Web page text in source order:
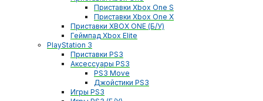
Приставки Xbox One S
Приставки Xbox One X
Приставки XBOX ONE (Б/У)
Геймпад Xbox Elite
PlayStation 3
Приставки PS3
Аксессуары PS3
PS3 Move
Джойстики PS3
Игры PS3